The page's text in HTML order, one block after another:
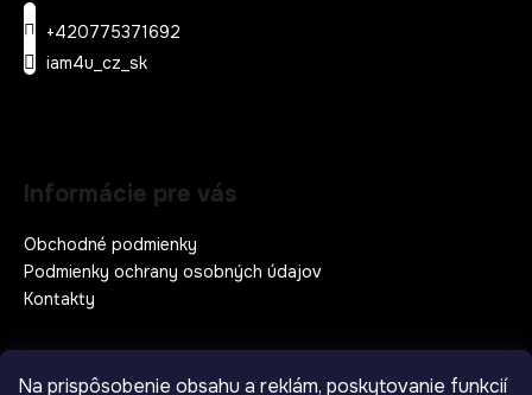
Na prispôsobenie obsahu a reklám, poskytovanie funkcií
+420775371692
iam4u_cz_sk
Informácie pre vás
Obchodné podmienky
Podmienky ochrany osobných údajov
Kontakty
Prijímame online platby